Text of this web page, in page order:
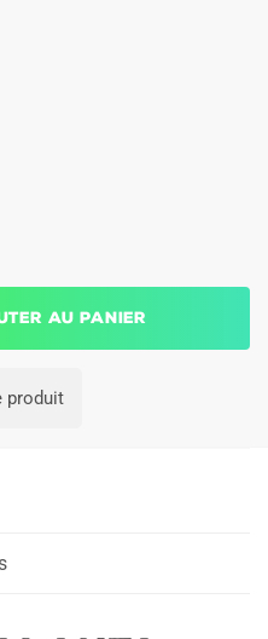
au panier
produit